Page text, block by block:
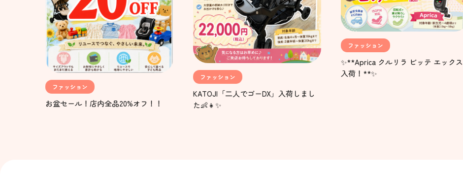
ファッション
お盆セール！店内全品20%オフ！！
ファッション
KATOJI「二人でゴーDX」入荷しまし
た👶👧✨
ファッション
✨**Aprica クルリラ ビッテ エックス
入荷！**✨